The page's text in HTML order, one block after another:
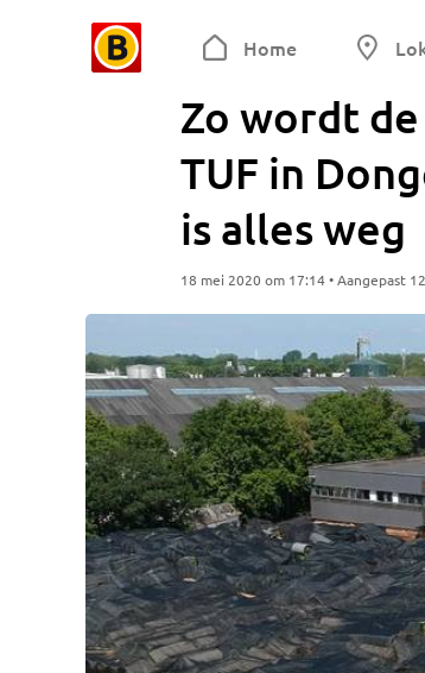
Home
Zo wordt
TUF in
is alles weg
18 mei 2020 om 17:14 • Aangepast